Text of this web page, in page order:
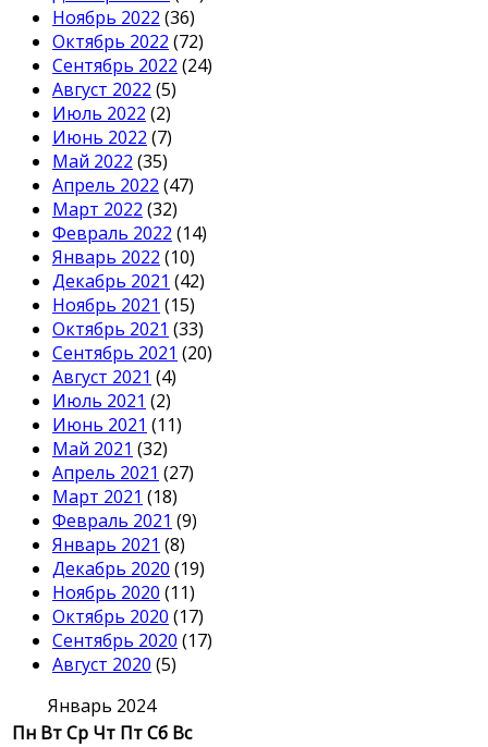
Ноябрь 2022 (36)
Октябрь 2022 (72)
Сентябрь 2022 (24)
Август 2022 (5)
Июль 2022 (2)
Июнь 2022 (7)
Май 2022 (35)
Апрель 2022 (47)
Март 2022 (32)
Февраль 2022 (14)
Январь 2022 (10)
Декабрь 2021 (42)
Ноябрь 2021 (15)
Октябрь 2021 (33)
Сентябрь 2021 (20)
Август 2021 (4)
Июль 2021 (2)
Июнь 2021 (11)
Май 2021 (32)
Апрель 2021 (27)
Март 2021 (18)
Февраль 2021 (9)
Январь 2021 (8)
Декабрь 2020 (19)
Ноябрь 2020 (11)
Октябрь 2020 (17)
Сентябрь 2020 (17)
Август 2020 (5)
Январь 2024
Пн ВтСр Чт ПтСб Вс